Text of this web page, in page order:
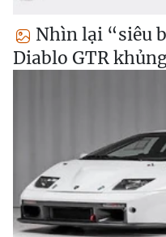
Nhìn lại “siêu
Diablo GTR